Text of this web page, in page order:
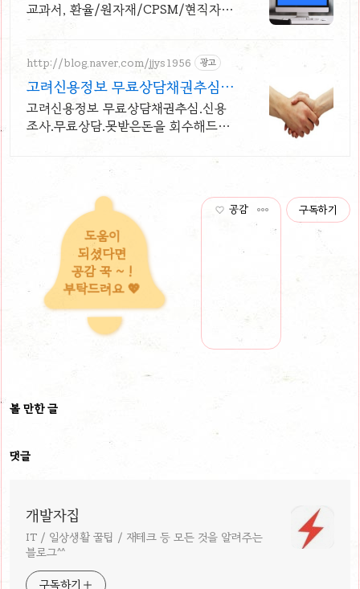
교과서, 환율/원자재/CPSM/현직자 세
http://blog.naver.com/jjys1956 광고
고려신용정보 무료상담채권추심 신
용조사업 허가 취득 업체!
고려신용정보 무료상담채권추심.신용
조사.무료상담.못받은돈을 회수해드립
도움이
되셨다면
공감 꾹 ~ !
부탁드려요 💖
공감 구독하기
볼 만한 글
댓글
개발자집
IT / 일상생활 꿀팁 / 재테크 등 모든 것을 알려주는
블로그^^
구독하기